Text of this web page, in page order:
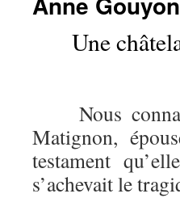
Une
Nous
Matignon,
testament
s’achevait le